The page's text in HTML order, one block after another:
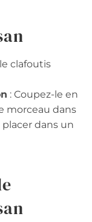
clafoutis
: Coupez-le en
morceau dans
dans un